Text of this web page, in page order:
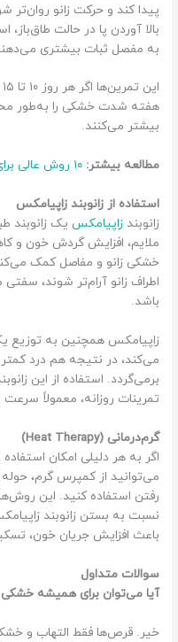
پیدا کند و حرکت زانو روان‌تر
بالا آوردن پا در حالت
به مفصل ثبات بیشتری
هفته شدت خشکی را به‌طور
بیشتر می‌کنند.
مطالعه بیشتر: ۱۰ روش عالی برای کاهش درد آرتروز زانو
استفاده از زانوبند زاپیامکس
زانوبند زاپیامکس یک زانوبند
ملایم، افزایش گردش خون و
خشکی زانو و مفاصل کمک
اطراف زانو آرام‌تر شوند،
باشد.
زاپیامکس همچنین به توزیع
می‌کند، در نتیجه هم درد
برمی‌گردد. استفاده از این
تمرینات روزانه، معمولاً سرعت
گرم‌درمانی (Heat Therapy)
اگر به هر دلیلی امکان استفاده
می‌توانید از کمپرس گرم،
رفتن استفاده کنید. این
نسبت به بستن زانوبند
باعث افزایش جریان خون،
سوالات متداول
آیا می‌توان برای همیشه خشکی
خیر. قرص‌ها فقط التهاب و